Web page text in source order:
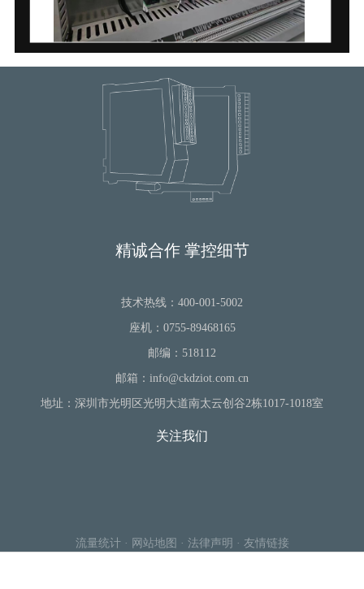
精诚合作 掌控细节
技术热线：400-001-5002
座机：0755-89468165
邮编：518112
邮箱：info@ckdziot.com.cn
地址：深圳市光明区光明大道南太云创谷2栋1017-1018室
关注我们
流量统计· 网站地图 · 法律声明 · 友情链接